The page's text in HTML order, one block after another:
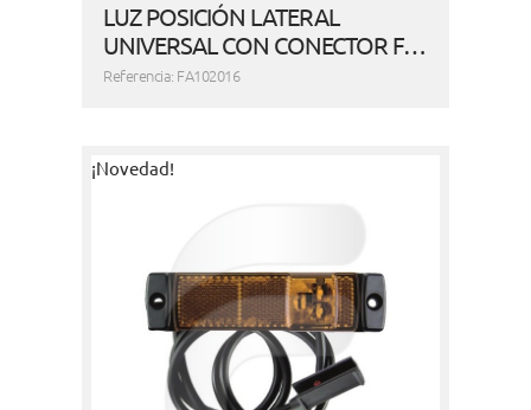
LUZ POSICIÓN LATERAL
UNIVERSAL CON CONECTOR F…
Referencia: FA102016
¡Novedad!